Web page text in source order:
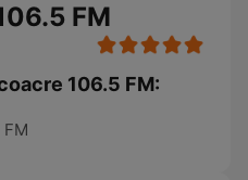
FM
106.5 FM:
FM